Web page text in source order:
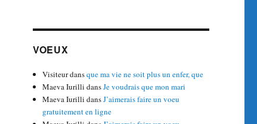
VOEUX
Visiteurdansque ma vie ne soit plus un enfer, que
Maeva Iurilli dansJe voudrais que mon mari
Maeva Iurilli dansJ’aimerais faire un voeu
gratuitement en ligne